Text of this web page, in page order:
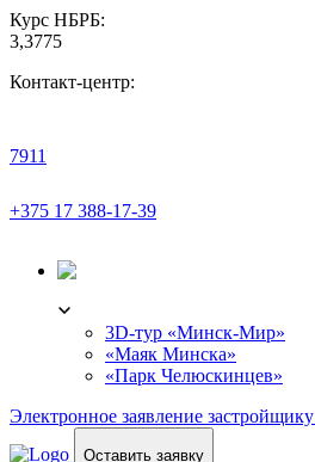
Курс НБРБ:
3,3775
Контакт-центр:
7911
+375 17 388-17-39
3D-тур «Минск-Мир»
«Маяк Минска»
«Парк Челюскинцев»
Электронное заявление застройщику
Оставить заявку